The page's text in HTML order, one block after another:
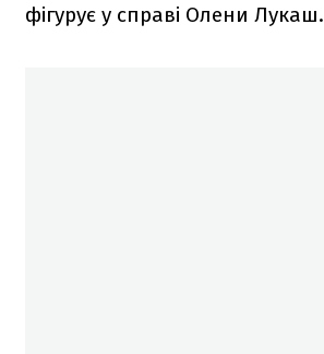
фігурує у справі Олени Лукаш.